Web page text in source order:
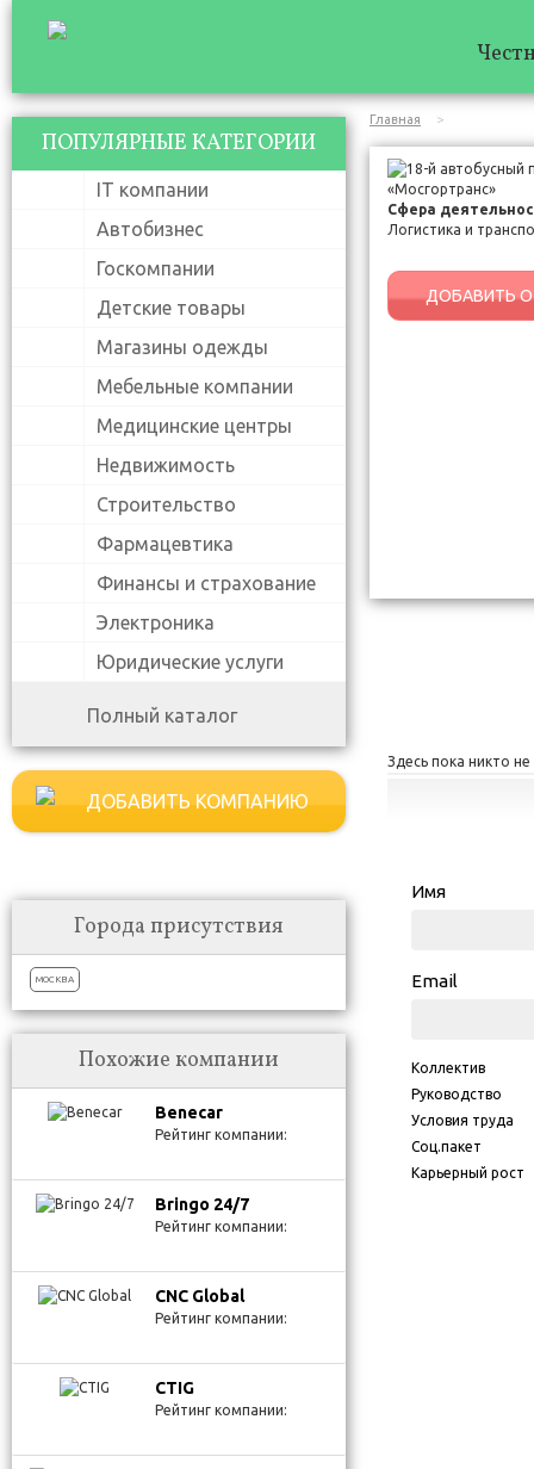
ПОПУЛЯРНЫЕ КАТЕГОРИИ
IT компании
Автобизнес
Госкомпании
Детские товары
Магазины одежды
Мебельные компании
Медицинские центры
Недвижимость
Строительство
Фармацевтика
Финансы и страхование
Электроника
Юридические услуги
Полный каталог
ДОБАВИТЬ КОМПАНИЮ
Города присутствия
МОСКВА
Похожие компании
Benecar
Рейтинг компании:
Bringo 24/7
Рейтинг компании:
CNC Global
Рейтинг компании:
CTIG
Рейтинг компании:
Главная
Сфера
Логистика и
ДОБАВИТЬ
Здесь пока никто
Имя
Email
Коллектив
Руководство
Условия труда
Соц.пакет
Карьерный рост